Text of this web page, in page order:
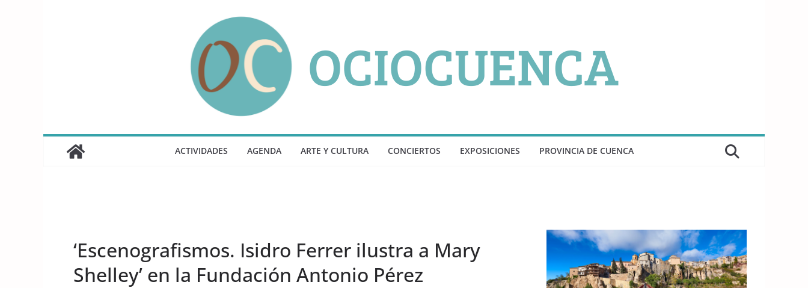
ACTIVIDADES AGENDA ARTE Y CULTURA CONCIERTOS EXPOSICIONES PROVINCIA DE CUENCA
‘Escenografismos. Isidro Ferrer ilustra a Mary
Shelley’ en la Fundación Antonio Pérez